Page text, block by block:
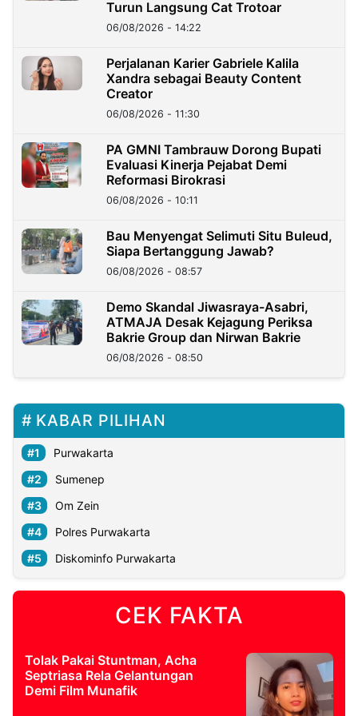
Turun Langsung Cat Trotoar
06/08/2026 - 14:22
Perjalanan Karier Gabriele Kalila
Xandra sebagai Beauty Content
Creator
06/08/2026 - 11:30
PA GMNI Tambrauw Dorong Bupati
Evaluasi Kinerja Pejabat Demi
Reformasi Birokrasi
06/08/2026 - 10:11
Bau Menyengat Selimuti Situ Buleud,
Siapa Bertanggung Jawab?
06/08/2026 - 08:57
Demo Skandal Jiwasraya-Asabri,
ATMAJA Desak Kejagung Periksa
Bakrie Group dan Nirwan Bakrie
06/08/2026 - 08:50
KABAR PILIHAN
Purwakarta
Sumenep
Om Zein
Polres Purwakarta
Diskominfo Purwakarta
CEK FAKTA
Tolak Pakai Stuntman, Acha
Septriasa Rela Gelantungan
Demi Film Munafik